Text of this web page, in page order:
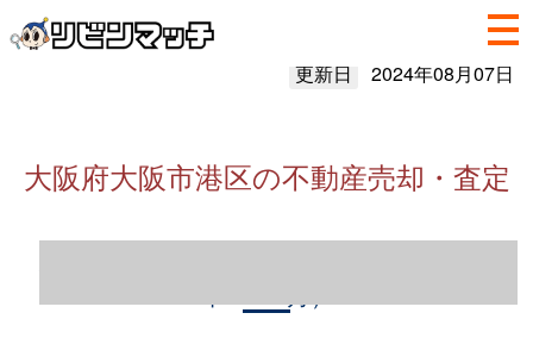
更新日 2024年08月07日
大阪府大阪市港区の不動産売却・査定